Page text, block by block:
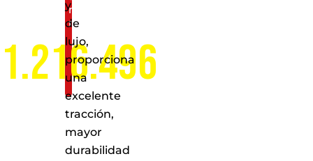
nivel
nacional
y
de
lujo,
proporciona
una
excelente
tracción,
mayor
durabilidad